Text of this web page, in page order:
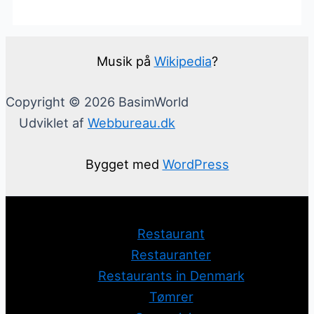
Musik på Wikipedia?
Copyright © 2026 BasimWorld
Udviklet af Webbureau.dk
Bygget med WordPress
Restaurant
Restauranter
Restaurants in Denmark
Tømrer